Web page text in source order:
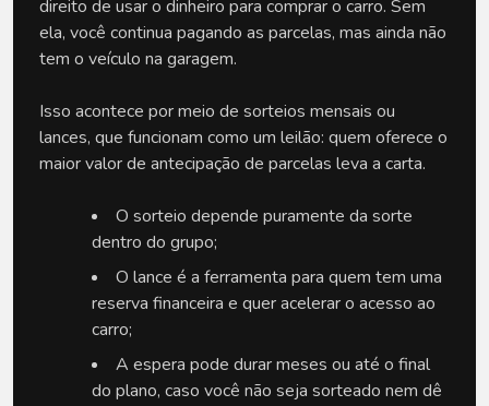
direito de usar o dinheiro para comprar o carro. Sem
ela, você continua pagando as parcelas, mas ainda não
tem o veículo na garagem.
Isso acontece por meio de sorteios mensais ou
lances, que funcionam como um leilão: quem oferece o
maior valor de antecipação de parcelas leva a carta.
O sorteio depende puramente da sorte
dentro do grupo;
O lance é a ferramenta para quem tem uma
reserva financeira e quer acelerar o acesso ao
carro;
A espera pode durar meses ou até o final
do plano, caso você não seja sorteado nem dê